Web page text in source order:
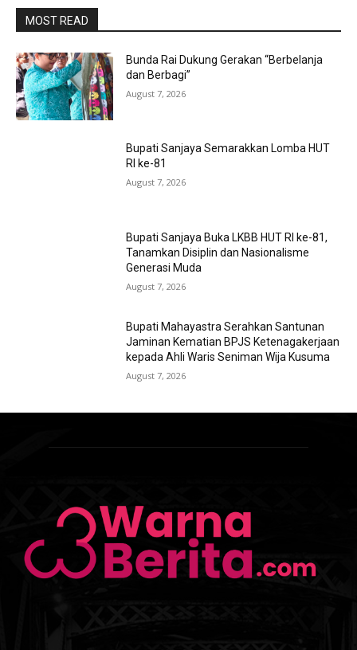
MOST READ
Bunda Rai Dukung Gerakan “Berbelanja
dan Berbagi”
August 7, 2026
Bupati Sanjaya Semarakkan Lomba HUT
RI ke-81
August 7, 2026
Bupati Sanjaya Buka LKBB HUT RI ke-81,
Tanamkan Disiplin dan Nasionalisme
Generasi Muda
August 7, 2026
Bupati Mahayastra Serahkan Santunan
Jaminan Kematian BPJS Ketenagakerjaan
kepada Ahli Waris Seniman Wija Kusuma
August 7, 2026